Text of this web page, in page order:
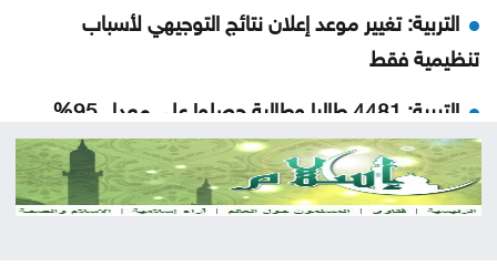
التربية: تغيير موعد إعلان نتائج التوجيهي لأسباب
تنظيمية فقط
التربية: 4481 طالبا وطالبة حصلوا على معدل 95%
فأكثر في التوجيهي
أسماء الأوائل في الثانوية العامة 2026